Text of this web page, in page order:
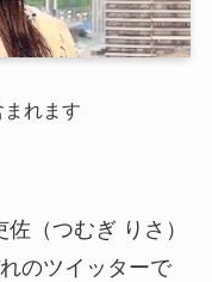
れます
（つむぎ りさ）
のツイッターで